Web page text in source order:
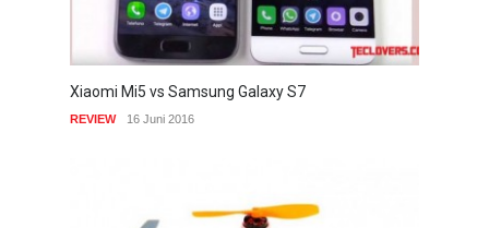
Xiaomi Mi5 vs Samsung Galaxy S7
REVIEW 16 Juni 2016